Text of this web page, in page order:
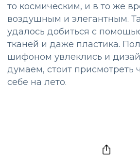
то космическим, и в то же
воздушным и элегантным.
удалось добиться с
тканей и даже пластика.
шифоном увлеклись и
думаем, стоит присмотреть
себе на лето.